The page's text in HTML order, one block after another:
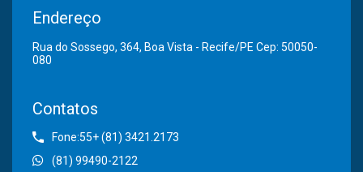
Endereço
Rua do Sossego, 364, Boa Vista - Recife/PE Cep: 50050-
080
Contatos
Fone:55+ (81) 3421.2173
(81) 99490-2122